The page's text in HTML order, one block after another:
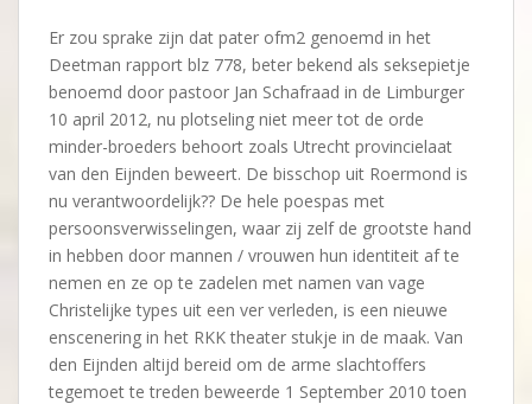
Er zou sprake zijn dat pater ofm2 genoemd in het
Deetman rapport blz 778, beter bekend als seksepietje
benoemd door pastoor Jan Schafraad in de Limburger
10 april 2012, nu plotseling niet meer tot de orde
minder-broeders behoort zoals Utrecht provincielaat
van den Eijnden beweert. De bisschop uit Roermond is
nu verantwoordelijk?? De hele poespas met
persoonsverwisselingen, waar zij zelf de grootste hand
in hebben door mannen / vrouwen hun identiteit af te
nemen en ze op te zadelen met namen van vage
Christelijke types uit een ver verleden, is een nieuwe
enscenering in het RKK theater stukje in de maak. Van
den Eijnden altijd bereid om de arme slachtoffers
tegemoet te treden beweerde 1 September 2010 toen